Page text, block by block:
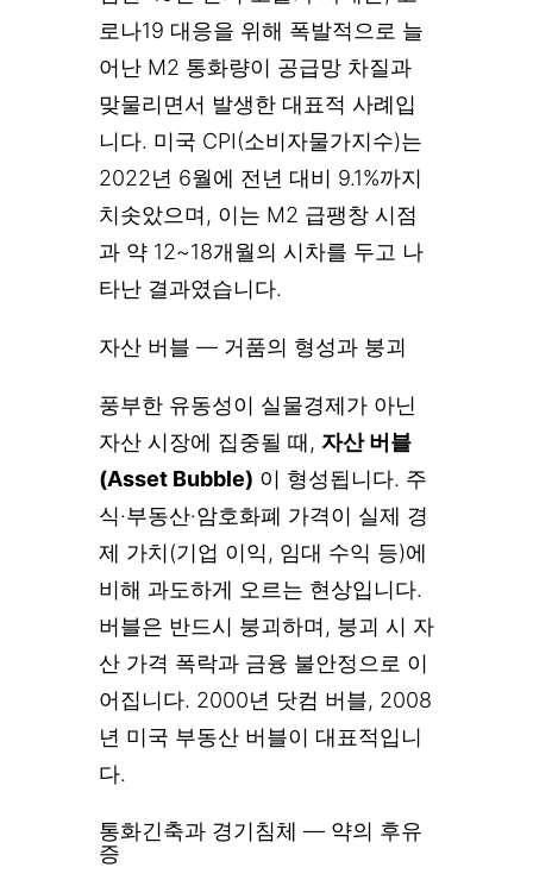
로나19 대응을 위해 폭발적으로 늘
어난 M2 통화량이 공급망 차질과
맞물리면서 발생한 대표적 사례입
니다. 미국 CPI(소비자물가지수)는
2022년 6월에 전년 대비 9.1%까지
치솟았으며, 이는 M2 급팽창 시점
과 약 12~18개월의 시차를 두고 나
타난 결과였습니다.
자산 버블 — 거품의 형성과 붕괴
풍부한 유동성이 실물경제가 아닌
자산 시장에 집중될 때, 자산 버블
(Asset Bubble) 이 형성됩니다. 주
식·부동산·암호화폐 가격이 실제 경
제 가치(기업 이익, 임대 수익 등)에
비해 과도하게 오르는 현상입니다.
버블은 반드시 붕괴하며, 붕괴 시 자
산 가격 폭락과 금융 불안정으로 이
어집니다. 2000년 닷컴 버블, 2008
년 미국 부동산 버블이 대표적입니
다.
통화긴축과 경기침체 — 약의 후유
증